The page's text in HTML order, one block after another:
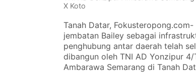
X Koto
Tanah Datar, Fokusteropong.com-
jembatan Bailey sebagai
penghubung antar daerah telah
dibangun oleh TNI AD Yonzipur 4/
Ambarawa Semarang di Tanah